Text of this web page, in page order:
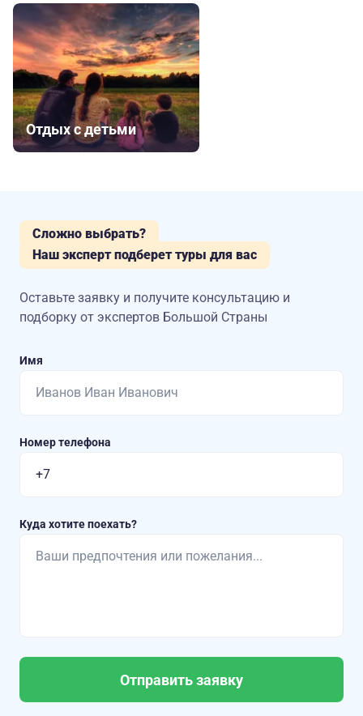
Отдых с детьми
Сложно выбрать?
Наш эксперт подберет туры для вас
Оставьте заявку и получите консультацию и
подборку от экспертов Большой Страны
Имя
Номер телефона
Куда хотите поехать?
Отправить заявку